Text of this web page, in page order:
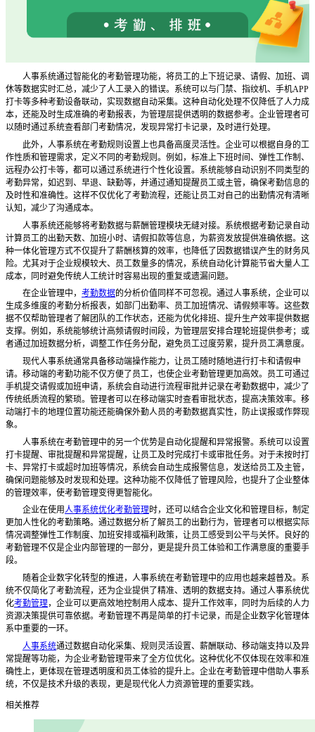
人事系统通过智能化的考勤管理功能，将员工的上下班记录、请假、加班、调
休等数据实时汇总，减少了人工录入的错误。系统可以与门禁、指纹机、手机APP
打卡等多种考勤设备联动，实现数据自动采集。这种自动化处理不仅降低了人力成
本，还能及时生成准确的考勤报表，为管理层提供透明的数据参考。企业管理者可
以随时通过系统查看部门考勤情况，发现异常打卡记录，及时进行处理。
此外，人事系统在考勤规则设置上也具备高度灵活性。企业可以根据自身的工
作性质和管理需求，定义不同的考勤规则。例如，标准上下班时间、弹性工作制、
远程办公打卡等，都可以通过系统进行个性化设置。系统能够自动识别不同类型的
考勤异常，如迟到、早退、缺勤等，并通过通知提醒员工或主管，确保考勤信息的
及时性和准确性。这样不仅优化了考勤流程，还能让员工对自己的出勤情况有清晰
认知，减少了沟通成本。
人事系统还能够将考勤数据与薪酬管理模块无缝对接。系统根据考勤记录自动
计算员工的出勤天数、加班小时、请假扣款等信息，为薪资发放提供准确依据。这
种一体化管理方式不仅提升了薪酬核算的效率，也降低了因数据错误产生的财务风
险。尤其对于企业规模较大、员工数量多的情况，系统自动化计算能节省大量人工
成本，同时避免传统人工统计时容易出现的重复或遗漏问题。
在企业管理中， 考勤数据的分析价值同样不可忽视。通过人事系统，企业可以
生成多维度的考勤分析报表，如部门出勤率、员工加班情况、请假频率等。这些数
据不仅帮助管理者了解团队的工作状态，还能为优化排班、提升生产效率提供数据
支撑。例如，系统能够统计高频请假时间段，为管理层安排合理轮班提供参考；或
者通过加班数据分析，调整工作任务分配，避免员工过度劳累，提升员工满意度。
现代人事系统通常具备移动端操作能力，让员工随时随地进行打卡和请假申
请。移动端的考勤功能不仅方便了员工，也使企业考勤管理更加高效。员工可通过
手机提交请假或加班申请，系统会自动进行流程审批并记录在考勤数据中，减少了
传统纸质流程的繁琐。管理者可以在移动端实时查看审批状态，提高决策效率。移
动端打卡的地理位置功能还能确保外勤人员的考勤数据真实性，防止误报或作弊现
象。
人事系统在考勤管理中的另一个优势是自动化提醒和异常报警。系统可以设置
打卡提醒、审批提醒和异常提醒，让员工及时完成打卡或审批任务。对于未按时打
卡、异常打卡或超时加班等情况，系统会自动生成报警信息，发送给员工及主管，
确保问题能够及时发现和处理。这种功能不仅降低了管理风险，也提升了企业整体
的管理效率，使考勤管理变得更智能化。
企业在使用人事系统优化考勤管理时，还可以结合企业文化和管理目标，制定
更加人性化的考勤策略。通过数据分析了解员工的出勤行为，管理者可以根据实际
情况调整弹性工作制度、加班安排或福利政策，让员工感受到公平与关怀。良好的
考勤管理不仅是企业内部管理的一部分，更是提升员工体验和工作满意度的重要手
段。
随着企业数字化转型的推进，人事系统在考勤管理中的应用也越来越普及。系
统不仅简化了考勤流程，还为企业提供了精准、透明的数据支持。通过人事系统优
化考勤管理，企业可以更高效地控制用人成本、提升工作效率，同时为后续的人力
资源决策提供可靠依据。考勤管理不再是简单的打卡记录，而是企业数字化管理体
系中重要的一环。
人事系统通过数据自动化采集、规则灵活设置、薪酬联动、移动端支持以及异
常提醒等功能，为企业考勤管理带来了全方位优化。这种优化不仅体现在效率和准
确性上，更体现在管理透明度和员工体验的提升上。企业在考勤管理中借助人事系
统，不仅是技术升级的表现，更是现代化人力资源管理的重要实践。
相关推荐